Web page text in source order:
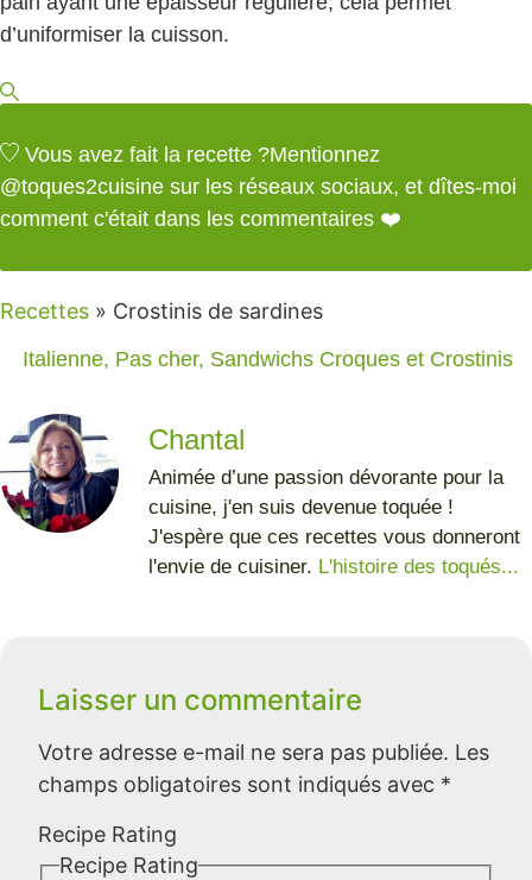
d’uniformiser la cuisson.
Vous avez fait la recette ?Mentionnez
@toques2cuisine sur les réseaux sociaux, et dîtes-moi
comment c'était dans les commentaires ❤️
Recettes » Crostinis de sardines
Italienne, Pas cher, Sandwichs Croques et Crostinis
Chantal
Animée d’une passion dévorante pour la
cuisine, j'en suis devenue toquée !
J'espère que ces recettes vous donneront
l'envie de cuisiner. L'histoire des toqués...
Laisser un commentaire
Votre adresse e-mail ne sera pas publiée. Les
champs obligatoires sont indiqués avec *
Recipe Rating
Recipe Rating